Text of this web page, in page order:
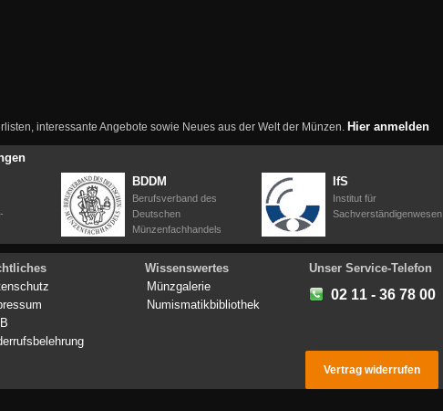
interessante Angebote sowie Neues aus der Welt der Münzen. Hier anmelden
BDDM
Berufsverband des
Deutschen
Münzenfachhandels
IfS
Institut für
Sachverständigenwesen
Wissenswertes
Münzgalerie
Numismatikbibliothek
Unser Service-Telefon
02 11 - 36 78 00
Vertrag widerrufen